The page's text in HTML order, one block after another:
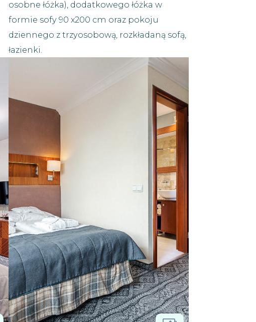
osobne łóżka), dodatkowego łóżka w
formie sofy 90 x200 cm oraz pokoju
dziennego z trzyosobową, rozkładaną sofą,
łazienki.